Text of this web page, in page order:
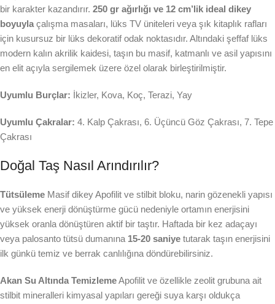
bir karakter kazandırır. 250 gr ağırlığı ve 12 cm’lik ideal dikey
boyuyla çalışma masaları, lüks TV üniteleri veya şık kitaplık rafları
için kusursuz bir lüks dekoratif odak noktasıdır. Altındaki şeffaf lüks
modern kalın akrilik kaidesi, taşın bu masif, katmanlı ve asil yapısını
en elit açıyla sergilemek üzere özel olarak birleştirilmiştir.
Uyumlu Burçlar: İkizler, Kova, Koç, Terazi, Yay
Uyumlu Çakralar: 4. Kalp Çakrası, 6. Üçüncü Göz Çakrası, 7. Tepe
Çakrası
Doğal Taş Nasıl Arındırılır?
Tütsüleme Masif dikey Apofilit ve stilbit bloku, narin gözenekli yapısı
ve yüksek enerji dönüştürme gücü nedeniyle ortamın enerjisini
yüksek oranla dönüştüren aktif bir taştır. Haftada bir kez adaçayı
veya palosanto tütsü dumanına 15-20 saniye tutarak taşın enerjisini
ilk günkü temiz ve berrak canlılığına döndürebilirsiniz.
Akan Su Altında TemizlemeApofilit ve özellikle zeolit grubuna ait
stilbit mineralleri kimyasal yapıları gereği suya karşı oldukça